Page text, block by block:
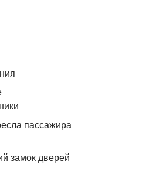
пассажира
замок дверей